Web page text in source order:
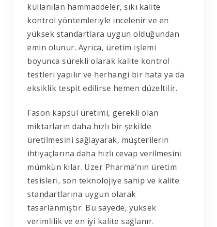
kullanılan hammaddeler, sıkı kalite
kontrol yöntemleriyle incelenir ve en
yüksek standartlara uygun olduğundan
emin olunur. Ayrıca, üretim işlemi
boyunca sürekli olarak kalite kontrol
testleri yapılır ve herhangi bir hata ya da
eksiklik tespit edilirse hemen düzeltilir.
Fason kapsül üretimi, gerekli olan
miktarların daha hızlı bir şekilde
üretilmesini sağlayarak, müşterilerin
ihtiyaçlarına daha hızlı cevap verilmesini
mümkün kılar. Uzer Pharma’nın üretim
tesisleri, son teknolojiye sahip ve kalite
standartlarına uygun olarak
tasarlanmıştır. Bu sayede, yüksek
verimlilik ve en iyi kalite sağlanır.